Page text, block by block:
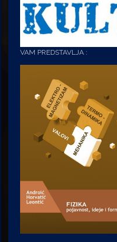
VAM PREDSTAVLJA :